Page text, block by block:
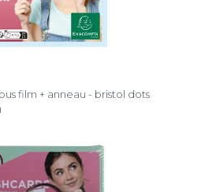
film + anneau - bristol dots